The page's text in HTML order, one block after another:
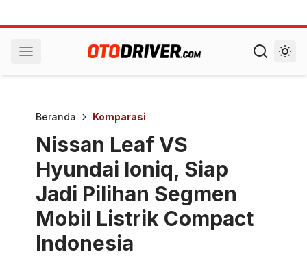
Beranda Komparasi
Nissan Leaf VS
Hyundai Ioniq, Siap
Jadi Pilihan Segmen
Mobil Listrik Compact
Indonesia